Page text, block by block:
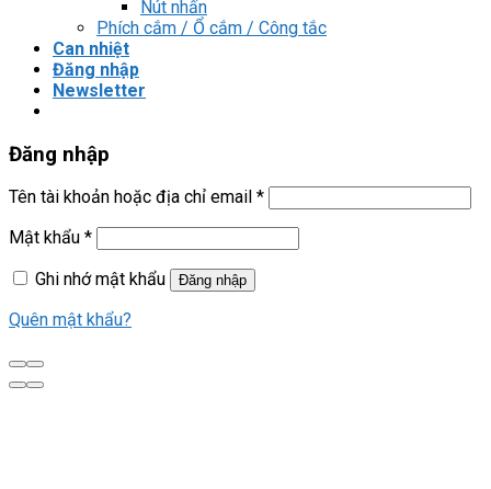
Nút nhấn
Phích cắm / Ổ cắm / Công tắc
Can nhiệt
Đăng nhập
Newsletter
Đăng nhập
Tên tài khoản hoặc địa chỉ email *
Mật khẩu *
Ghi nhớ mật khẩu
Đăng nhập
Quên mật khẩu?